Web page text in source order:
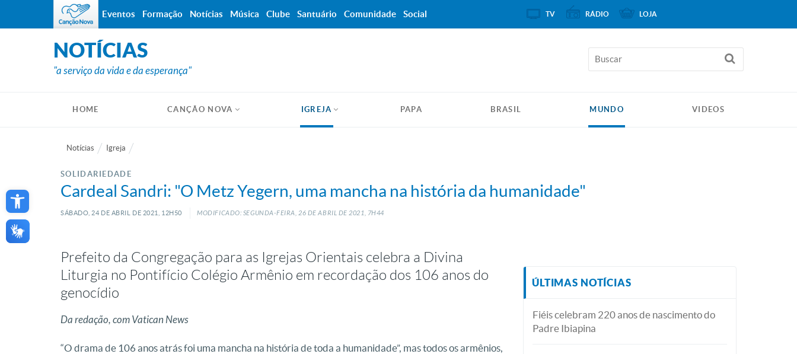
Open toolbar
NOTÍCIAS
"a serviço da vida e da esperança"
HOME CANÇÃO NOVA IGREJA PAPA BRASIL MUNDO VIDEOS
Notícias Igreja
SOLIDARIEDADE
Cardeal Sandri: "O Metz Yegern, uma mancha na história da humanidade"
SÁBADO, 24 DE ABRIL DE 2021, 12H50 MODIFICADO: SEGUNDA-FEIRA, 26 DEABRIL DE2021, 7H44
Prefeito da Congregação para as Igrejas Orientais celebra a Divina
Liturgia no Pontifício Colégio Armênio em recordação dos 106 anos do
genocídio
Da redação, com Vatican News
“O drama de 106 anos atrás foi uma mancha na história de toda a humanidade”, mas todos os armênios,
ÚLTIMAS NOTÍCIAS
Fiéis celebram 220 anos de nascimento do
Padre Ibiapina
Eventos Formação Notícias Música Clube Santuário Comunidade Social TV RÁDIO LOJA